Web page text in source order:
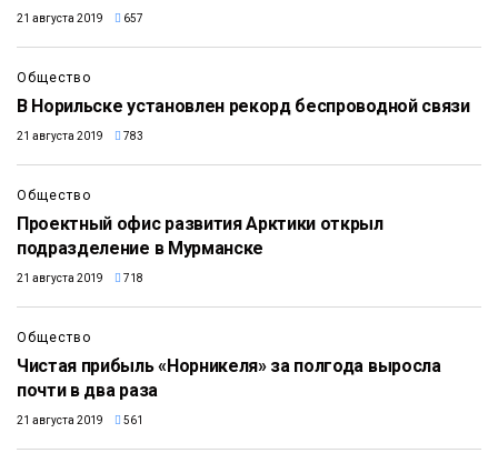
21 августа 2019 657
Общество
В Норильске установлен рекорд беспроводной связи
21 августа 2019 783
Общество
Проектный офис развития Арктики открыл
подразделение в Мурманске
21 августа 2019 718
Общество
Чистая прибыль «Норникеля» за полгода выросла
почти в два раза
21 августа 2019 561